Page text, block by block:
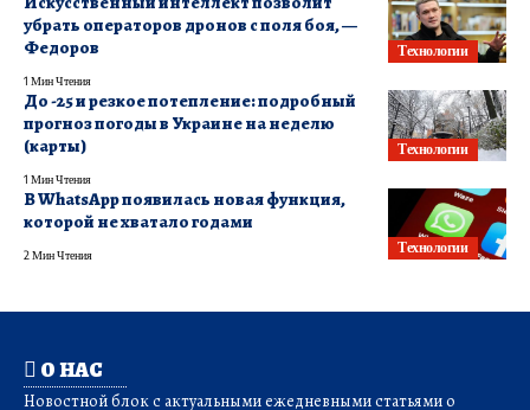
Технологии
убрать операторов дронов с поля боя, —
Федоров
1 Мин Чтения
Технологии
До -25 и резкое потепление: подробный
прогноз погоды в Украине на неделю
(карты)
1 Мин Чтения
Технологии
В WhatsApp появилась новая функция,
которой не хватало годами
2 Мин Чтения
О НАС
Новостной блок с актуальными ежедневными статьями о